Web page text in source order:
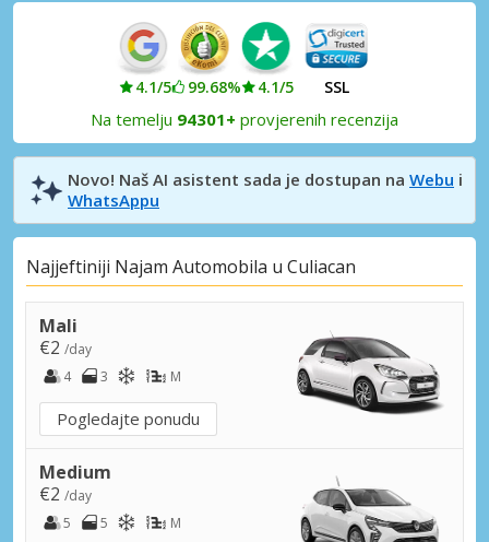
4.1/5 99.68% 4.1/5 SSL
Na temelju 94301+ provjerenih recenzija
Novo! Naš AI asistent sada je dostupan na Webu i
WhatsAppu
Najjeftiniji Najam Automobila u Culiacan
Mali
€2 /day
4
3 M
Pogledajte ponudu
Medium
€2 /day
5
5 M